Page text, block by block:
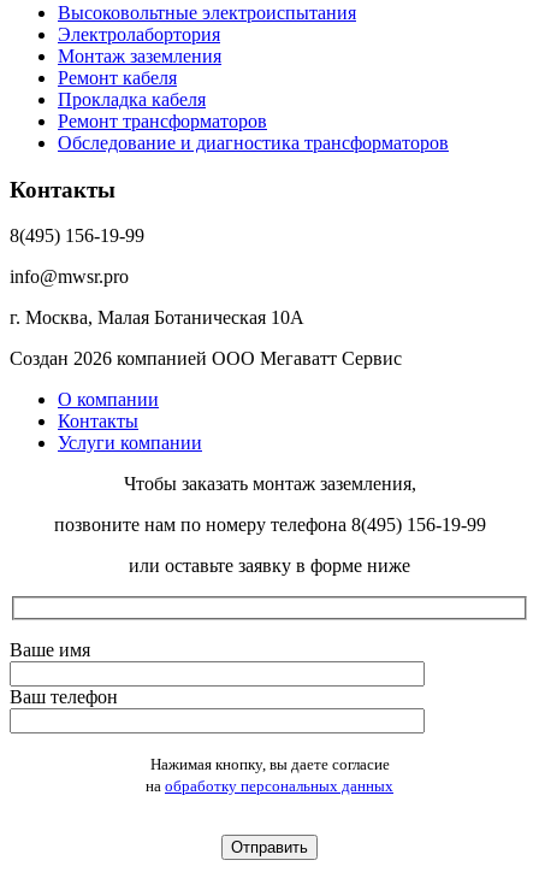
Высоковольтные электроиспытания
Электролабортория
Монтаж заземления
Ремонт кабеля
Прокладка кабеля
Ремонт трансформаторов
Обследование и диагностика трансформаторов
Контакты
8(495) 156-19-99
info@mwsr.pro
г. Москва, Малая Ботаническая 10А
Создан 2026 компанией ООО Мегаватт Сервис
О компании
Контакты
Услуги компании
Чтобы заказать монтаж заземления,
позвоните нам по номеру телефона 8(495) 156-19-99
или оставьте заявку в форме ниже
Ваше имя
Ваш телефон
Оставьте это поле пустым.Нажимая кнопку, вы даете согласие
на обработку персональных данных